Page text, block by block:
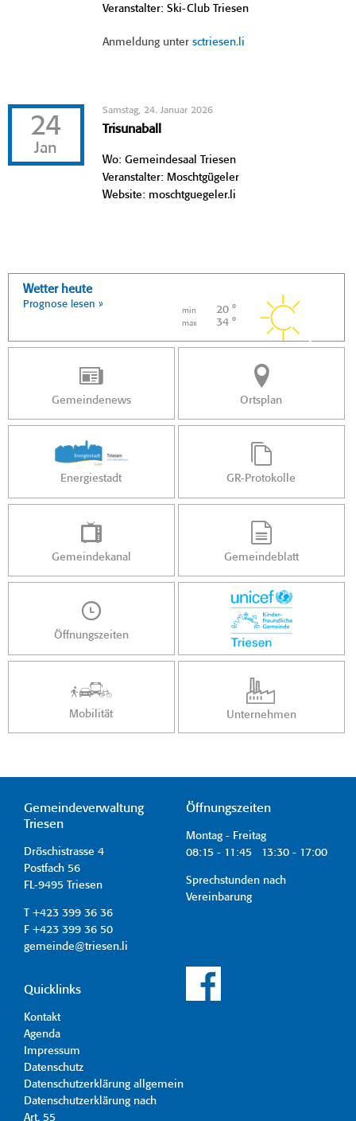
Veranstalter: Ski-Club Triesen
Anmeldung untersctriesen.li
24
Jan
Samstag, 24. Januar 2026
Trisunaball
Wo: Gemeindesaal Triesen
Veranstalter: Moschtgügeler
Website: moschtguegeler.li
Wetter heute
Prognose lesen »
min 20 °
max 34 °
Gemeindenews Ortsplan
Energiestadt GR-Protokolle
Gemeindekanal Gemeindeblatt
Öffnungszeiten
Mobilität Unternehmen
Gemeindeverwaltung
Triesen
Dröschistrasse 4
Postfach 56
FL-9495 Triesen
T +423 399 36 36
F +423 399 36 50
gemeinde@triesen.li
Öffnungszeiten
Montag - Freitag
08:15 - 11:45 13:30 - 17:00
Sprechstunden nach
Vereinbarung
Quicklinks
Kontakt
Agenda
Impressum
Datenschutz
Datenschutzerklärung allgemein
Datenschutzerklärung nach
Art. 55